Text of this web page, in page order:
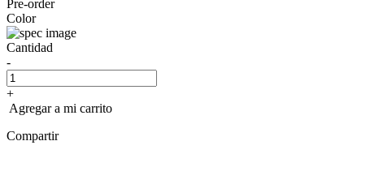
Pre-order
Color
Cantidad
-
+
Agregar a mi carrito
Compartir